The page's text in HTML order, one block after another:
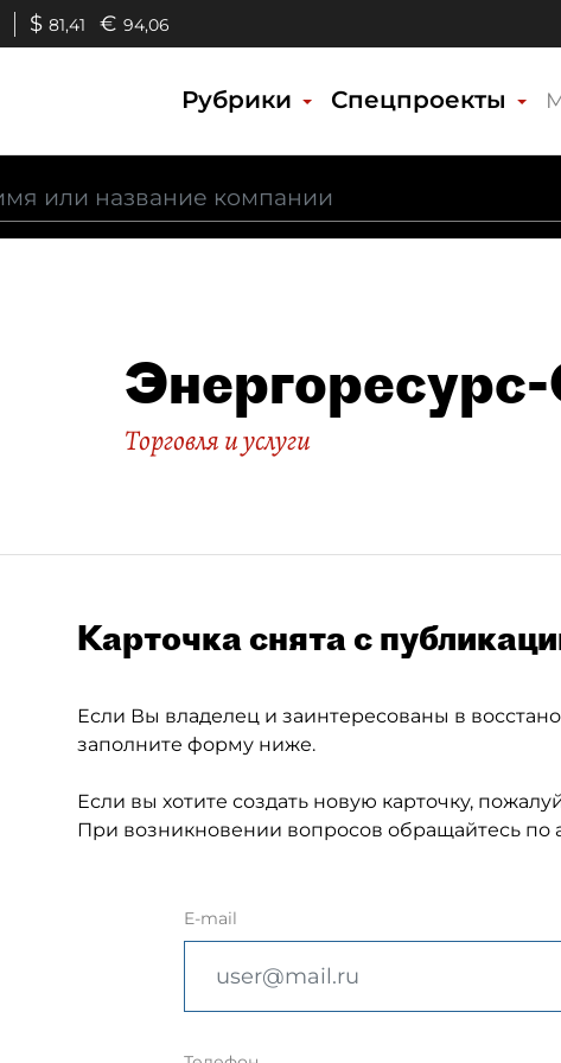
$ 81,41 € 94,06
Рубрики Спецпроекты
Торговля и услуги
Карточка снята с
Если Вы владелец и заинтересованы в
заполните форму ниже.
Если вы хотите создать новую карточку,
При возникновении вопросов обращайтесь по
E-mail